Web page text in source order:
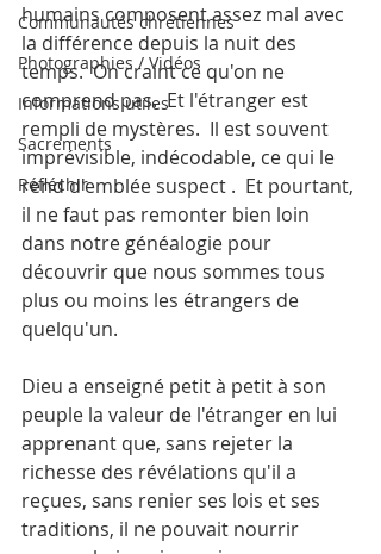
Communautés chrétiennes
Photographies / Vidéos
Informations utiles
Sacrements
Réfléchir
humains composent assez mal avec
la différence depuis la nuit des
temps.  On craint ce qu'on ne
comprend pas.  Et l'étranger est
rempli de mystères.  Il est souvent
imprévisible, indécodable, ce qui le
rend d'emblée suspect .  Et pourtant,
il ne faut pas remonter bien loin
dans notre généalogie pour
découvrir que nous sommes tous
plus ou moins les étrangers de
quelqu'un.
Dieu a enseigné petit à petit à son
peuple la valeur de l'étranger en lui
apprenant que, sans rejeter la
richesse des révélations qu'il a
reçues, sans renier ses lois et ses
traditions, il ne pouvait nourrir